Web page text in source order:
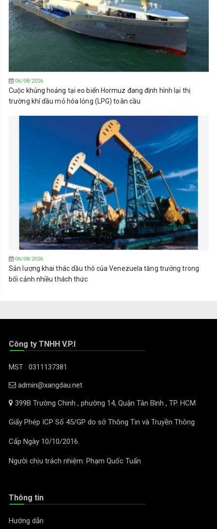
06/08/2026
Cuộc khủng hoảng tại eo biển Hormuz đang định hình lại thị
trường khí dầu mỏ hóa lỏng (LPG) toàn cầu
06/08/2026
Sản lượng khai thác dầu thô của Venezuela tăng trưởng trong
bối cảnh nhiều thách thức
Công ty TNHH V.P.I
MST : 0311137381
admin@xangdau.net
399B Trường Chinh , phường 14, Quận Tân Bình , TP. HCM
Giấy Phép ICP Số 45/GP do sở Thông Tin và Truyền Thông
Cấp Ngày 10/10/2016.
Người chịu trách nhiệm: Phạm Quốc Tuấn
Thông tin
Hướng dẫn